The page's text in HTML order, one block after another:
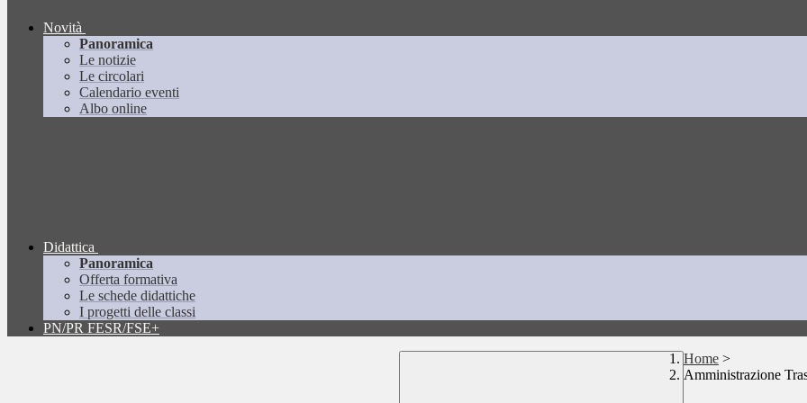
Novità
Panoramica
Le notizie
Le circolari
Calendario eventi
Albo online
Didattica
Panoramica
Offerta formativa
Le schede didattiche
I progetti delle classi
PN/PR FESR/FSE+
Home >
Amministrazione